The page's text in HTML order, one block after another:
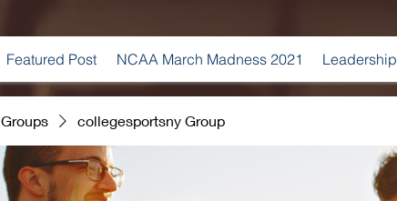
Featured Post NCAA March Madness 2021 Leadership
Groups collegesportsny Group